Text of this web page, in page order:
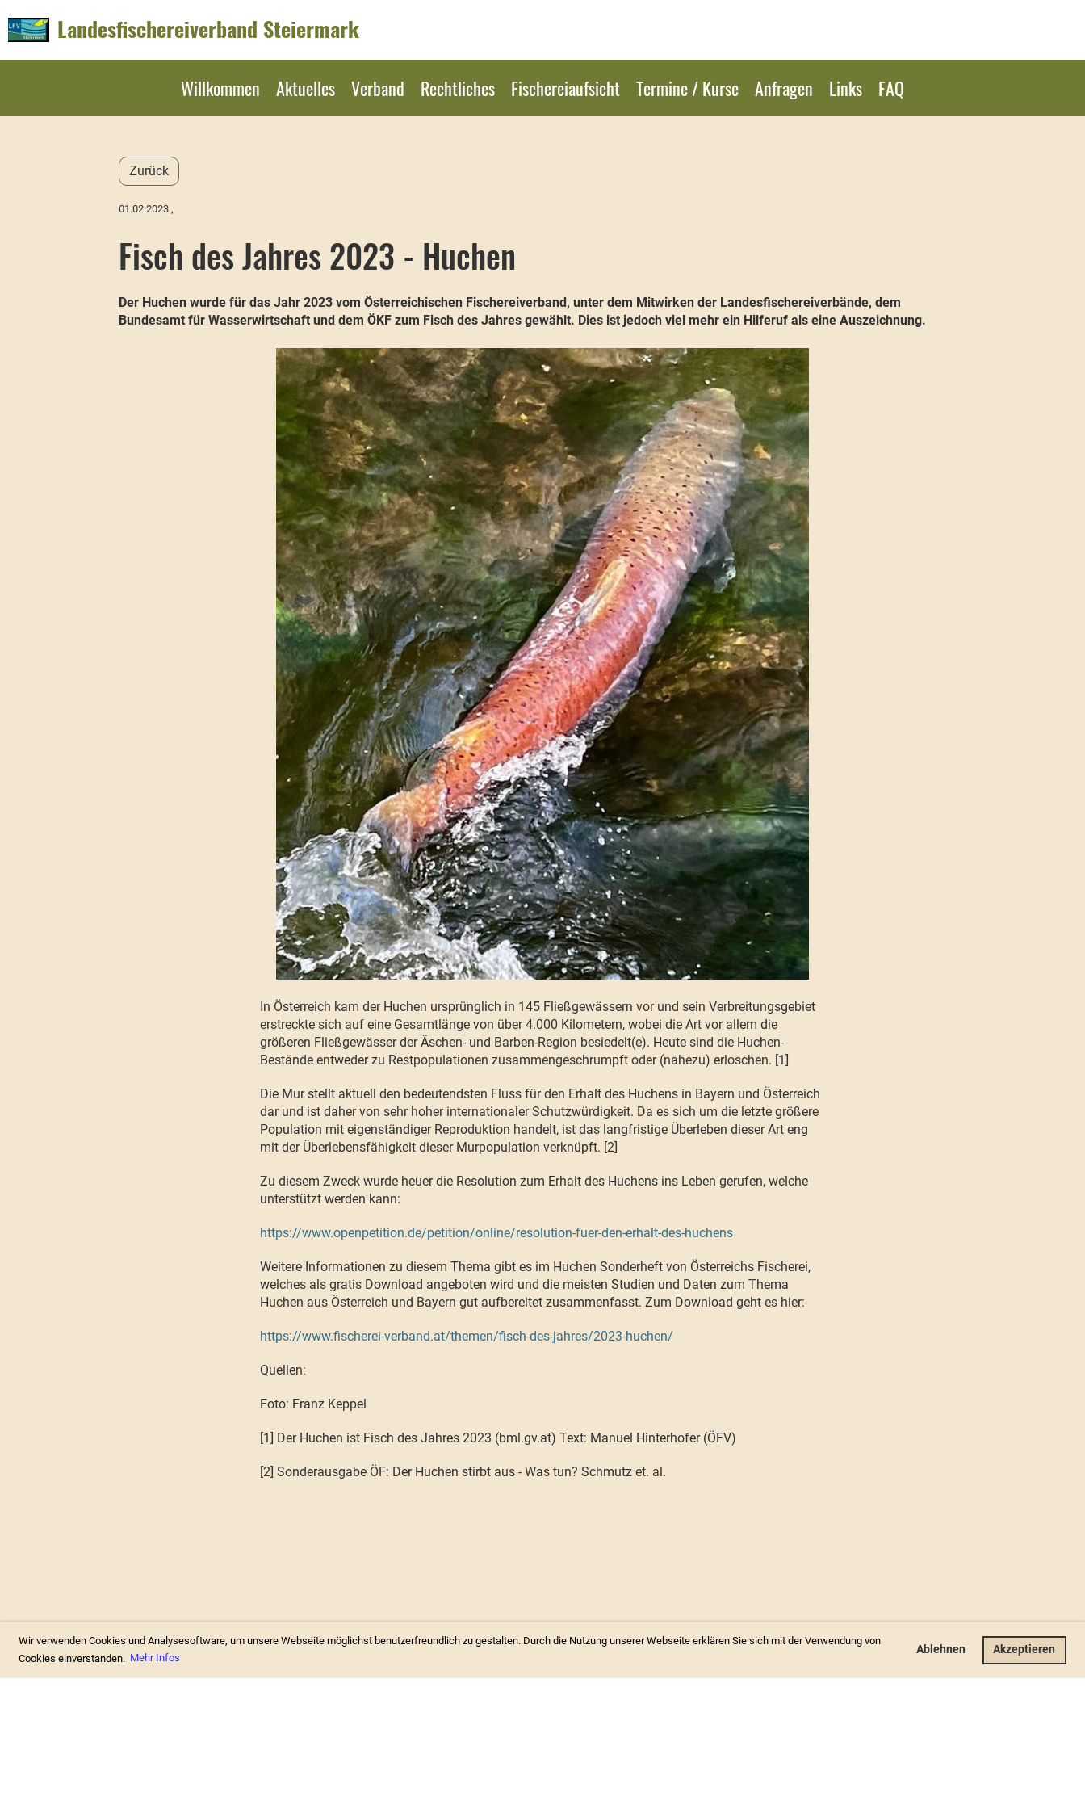
Wir verwenden Cookies und Analysesoftware, um unsere Webseite möglichst benutzerfreundlich zu gestalten. Durch die Nutzung unserer Webseite erklären Sie sich mit der Verwendung von
Cookies einverstanden. Mehr Infos
Ablehnen Akzeptieren
Landesfischereiverband Steiermark
Willkommen Aktuelles Verband Rechtliches Fischereiaufsicht Termine / Kurse Anfragen Links FAQ
Zurück
01.02.2023 ,
Fisch des Jahres 2023 - Huchen
Der Huchen wurde für das Jahr 2023 vom Österreichischen Fischereiverband, unter dem Mitwirken der Landesfischereiverbände, dem
Bundesamt für Wasserwirtschaft und dem ÖKF zum Fisch des Jahres gewählt. Dies ist jedoch viel mehr ein Hilferuf als eine Auszeichnung.
In Österreich kam der Huchen ursprünglich in 145 Fließgewässern vor und sein Verbreitungsgebiet
erstreckte sich auf eine Gesamtlänge von über 4.000 Kilometern, wobei die Art vor allem die
größeren Fließgewässer der Äschen- und Barben-Region besiedelt(e). Heute sind die Huchen-
Bestände entweder zu Restpopulationen zusammengeschrumpft oder (nahezu) erloschen. [1]
Die Mur stellt aktuell den bedeutendsten Fluss für den Erhalt des Huchens in Bayern und Österreich
dar und ist daher von sehr hoher internationaler Schutzwürdigkeit. Da es sich um die letzte größere
Population mit eigenständiger Reproduktion handelt, ist das langfristige Überleben dieser Art eng
mit der Überlebensfähigkeit dieser Murpopulation verknüpft. [2]
Zu diesem Zweck wurde heuer die Resolution zum Erhalt des Huchens ins Leben gerufen, welche
unterstützt werden kann:
https://www.openpetition.de/petition/online/resolution-fuer-den-erhalt-des-huchens
Weitere Informationen zu diesem Thema gibt es im Huchen Sonderheft von Österreichs Fischerei,
welches als gratis Download angeboten wird und die meisten Studien und Daten zum Thema
Huchen aus Österreich und Bayern gut aufbereitet zusammenfasst. Zum Download geht es hier:
https://www.fischerei-verband.at/themen/fisch-des-jahres/2023-huchen/
Quellen:
Foto: Franz Keppel
[1] Der Huchen ist Fisch des Jahres 2023 (bml.gv.at) Text: Manuel Hinterhofer (ÖFV)
[2] Sonderausgabe ÖF: Der Huchen stirbt aus - Was tun? Schmutz et. al.